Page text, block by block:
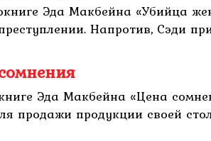
Эда Макбейна «Убийца
Напротив, Сэди
Эда Макбейна «Цена
продажи продукции своей